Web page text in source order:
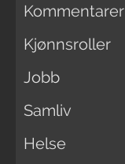
Kommentarer
Kjønnsroller
Jobb
Samliv
Helse